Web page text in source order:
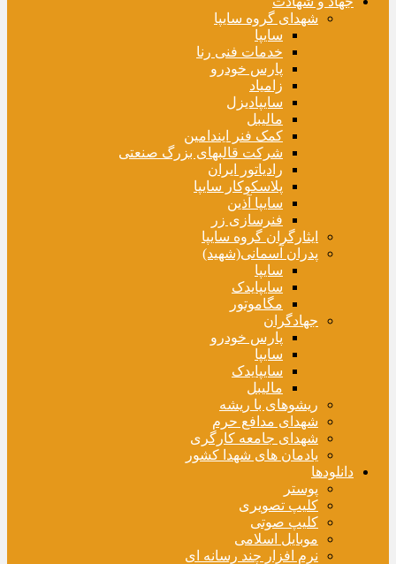
شهدای گروه سایپا
سایپا
خدمات فنی رنا
پارس خودرو
زامیاد
سایپادیزل
مالیبل
کمک فنر ایندامین
شرکت قالبهای بزرگ صنعتی
رادیاتور ایران
پلاسکوکار سایپا
سایپا آذین
فنرسازی زر
ایثارگران گروه سایپا
پدران آسمانی(شهید)
سایپا
سایپایدک
مگاموتور
جهادگران
پارس خودرو
سایپا
سایپایدک
مالیبل
ریشوهای با ریشه
شهدای مدافع حرم
شهدای جامعه کارگری
یادمان های شهدا کشور
دانلودها
پوستر
کلیپ تصویری
کلیپ صوتی
موبایل اسلامی
نرم افزار چند رسانه ای